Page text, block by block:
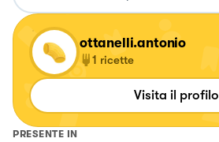
ottanelli.antonio
1 ricette
Visita il profilo
PRESENTE IN